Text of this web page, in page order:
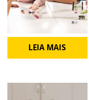
LEIA MAIS